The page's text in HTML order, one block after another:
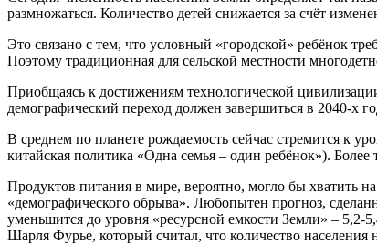
размножаться. Количество детей снижается за счёт
Это связано с тем, что условный «городской» ребёнок
Поэтому традиционная для сельской местности
Приобщаясь к достижениям технологической
демографический переход должен завершиться в 2040-х
В среднем по планете рождаемость сейчас стремится к
китайская политика «Одна семья – один ребёнок»). Более
Продуктов питания в мире, вероятно, могло бы хватить
«демографического обрыва». Любопытен прогноз,
уменьшится до уровня «ресурсной емкости Земли» – 5,2-
Шарля Фурье, который считал, что количество населения